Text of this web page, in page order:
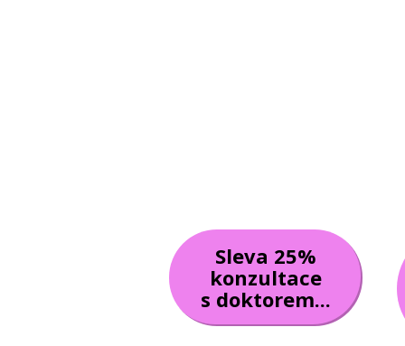
Sleva 25%
konzultace
s doktorem...